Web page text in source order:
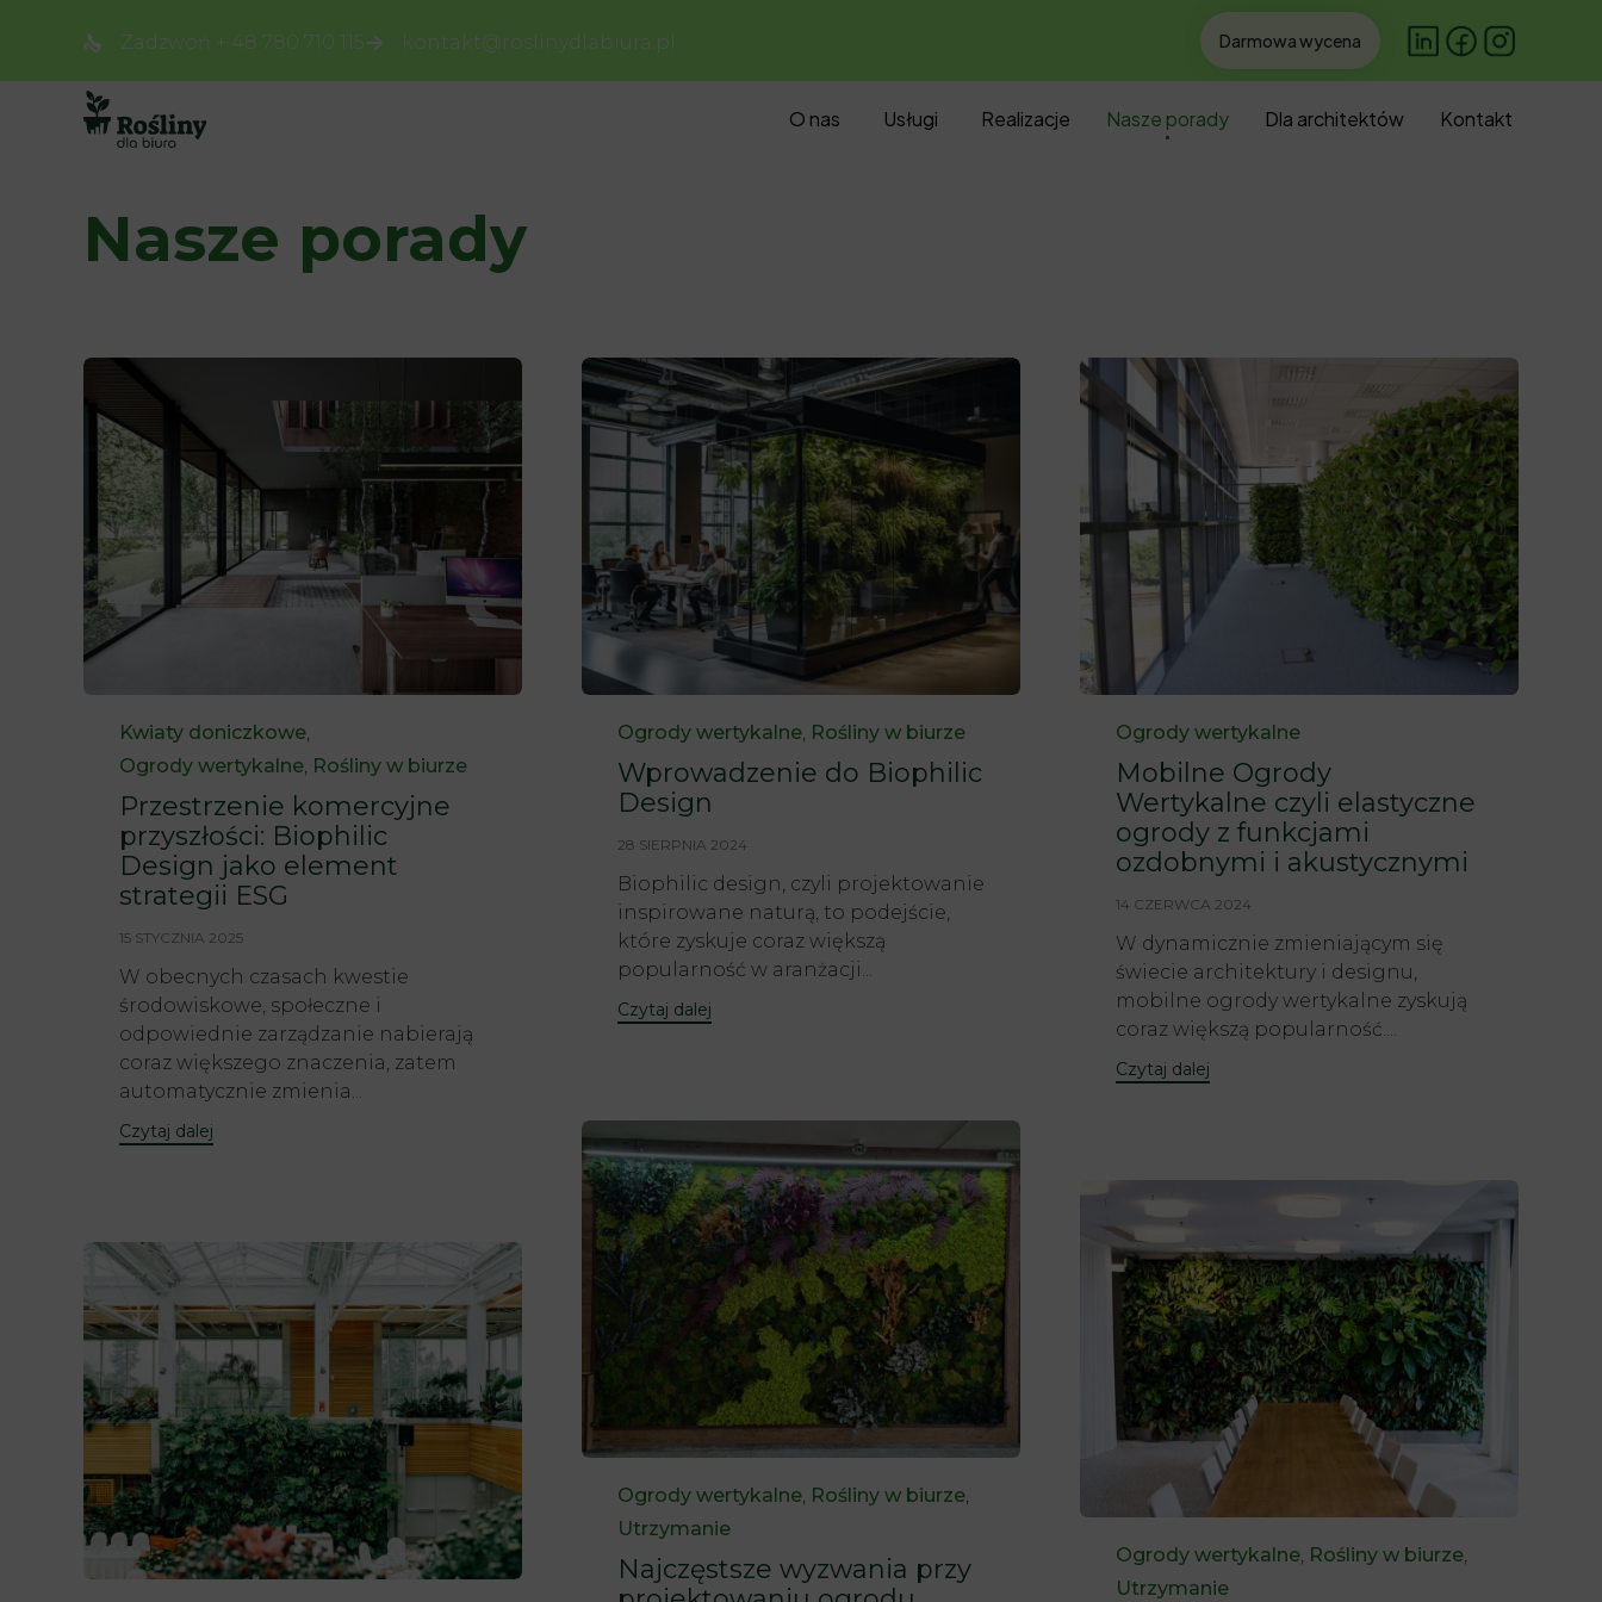
Zadzwoń + 48 780 710 115 kontakt@roslinydlabiura.pl Darmowa wycena
O nas Usługi Realizacje Nasze porady Dla architektów Kontakt
Nasze porady
Category
Kwiaty doniczkowe,
Ogrody wertykalne, Rośliny w biurze
Przestrzenie komercyjne
przyszłości: Biophilic
Design jako element
strategii ESG
15 STYCZNIA 2025
W obecnych czasach kwestie
środowiskowe, społeczne i
odpowiednie zarządzanie nabierają
coraz większego znaczenia, zatem
automatycznie zmienia...
Czytaj dalej
Category
Ogrody wertykalne, Rośliny w biurze
Wprowadzenie do Biophilic
Design
28 SIERPNIA 2024
Biophilic design, czyli projektowanie
inspirowane naturą, to podejście,
które zyskuje coraz większą
popularność w aranżacji...
Czytaj dalej
Category
Ogrody wertykalne
Mobilne Ogrody
Wertykalne czyli elastyczne
ogrody z funkcjami
ozdobnymi i akustycznymi
14 CZERWCA 2024
W dynamicznie zmieniającym się
świecie architektury i designu,
mobilne ogrody wertykalne zyskują
coraz większą popularność....
Czytaj dalej
Category
Ogrody wertykalne, Rośliny w biurze,
Utrzymanie
Najczęstsze wyzwania przy
Category
Ogrody wertykalne, Rośliny w biurze,
Utrzymanie